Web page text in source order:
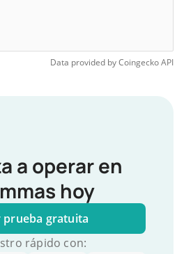
Data provided byCoingeckoAPI
a operar en
hoy
prueba gratuita
rápido con: